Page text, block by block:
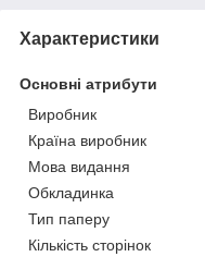
Характеристики
Основні атрибути
Виробник
Країна виробник
Мова видання
Обкладинка
Тип паперу
Кількість сторінок